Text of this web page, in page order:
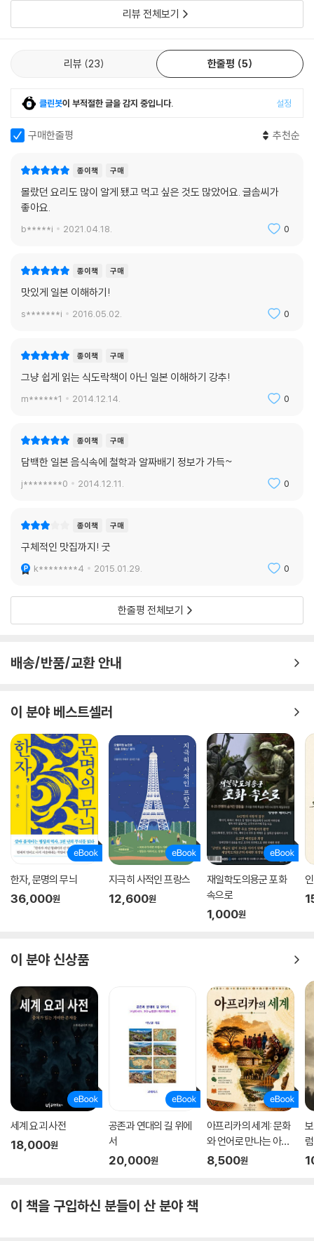
소바 편에서는 국수에 관한 정보뿐만이 아니다. 문학 작품인 구리 료헤이
관계와 근성(검약, 근면, 성실) 그리고 ‘되갚음’의 문화에 대한 심도 깊은
분석을 곁들여 풍부한 읽을거리를 제공해준다.
일본 여러 지방의 문화와 다양한 음식 탐험
47개의 도도부현으로 나뉘어져있는 일본은, 저마다 특색이 뚜렷한 토속
의 72%로 작지만은 않다는 것이 사실이긴 하지만, 반대로 47개 도도부현
이 그토록 차별화될 정도로 넓다고 만도 할 수는 없을 것이다. 그렇다면 일
본인의 치밀한 분류의 습성이 공간적으로 구현되어 뚜렷한 지방색으로 나
타나는 것이 아닐까? 이러한 생각을 바탕으로 저자는 일본의 여러 지방의
하는 기간 동안 둘러보았던 교토부와 오사카부인 2개의 부와 야마가타현,
아키타현 등을 비롯한 12개의 현에서 보았던 지역색과 그 지역을 대표하는
특산물과 먹을거리들은 일본의 구석구석을 둘러보는 훌륭한 키워드가 되
서랍장요리, 젖은 콩고물을 입힌 즌다모치, 복어덴푸라, 청어초피절임 등
독특한 지역색을 자랑하는 먹을거리들을 통해 바라본 일본 음식의 전국적
풍모는 일본의 전모를 보여주는 데 큰 도움이 될 것이다.
일본 요리가 ‘무엇’보다 ‘어떻게’를 중시하는 요리인 만큼, 그 종류가 많고
다채롭다고는 해도 《맛으로 본 일본》에는 정말 많은 가짓수의 요리명과 메
본문 내용을 다시 찾아보고픈 독자라면 ‘어디서 어떻게’ 찾아야 할지 막막
함을 느낄 수도 있을 것이다. 이런 불편을 해소하기 위해 ‘348개의 맛’을
찾아볼 수 있도록 ‘찾아보기’를 실었다. 찾아보기는 2가지 유형으로 ‘요리
‘요리명?메뉴 찾기’의 경우 일반적인 색인의 형태를 따랐고, ‘식당 찾기’의
경우 차례와 동일한 순서인 ‘요리별 / 지역별’ 모둠으로 묶어 독자들이 한
책을 읽고 혹여나 찾아가고픈 맛집이 있다면 그 요구에 최대한 부응하기
박용민의《맛으로 본 일본》은 일본의 다양하고 색다른 요리를 통해 일본의
문화, 역사, 일본 사람들, 지역을 깊이 있게 두루 살펴보는 재미있는 일본
문화 서적이다. 처음 맛보는 일본의 요리들로 침샘을 자극하고, 그 다음으
로 지적 호기심을 자극하는 문화 산책을 감행했다면 마지막은 독자의 마음
을 움직일 수 있는 생생하게 살아있는 정보를 담은 유익한 서적으로 기억
되리라 기대한다. 《맛으로 본 일본》을 읽고 나면, 우동, 라멘, 소바가 더 이
상 일차원적인 ‘음식’만은 아니게 될 것이다. 그것은 일본의 사람, 일본의
역사와 일본이라는 사회의 모습을 품고 있는 ‘상징’이자 ‘문화’로 더욱 감칠
맛 나게 다가오지 않을까?
리뷰 전체보기
리뷰 23 한줄평 5
클린봇이 부적절한 글을 감지 중입니다. 설정
구매한줄평 추천순
종이책 구매
몰랐던 요리도 많이 알게 됐고 먹고 싶은 것도 많았어요. 글솜씨가
좋아요.
b*****i 2021.04.18. 0
종이책 구매
맛있게 일본 이해하기!
s*******i 2016.05.02. 0
종이책 구매
그냥 쉽게 읽는 식도락책이 아닌 일본 이해하기 강추!
m******1 2014.12.14. 0
종이책 구매
담백한 일본 음식속에 철학과 알짜배기 정보가 가득~
j********0 2014.12.11. 0
종이책 구매
구체적인 맛집까지! 굿
k********4 2015.01.29. 0
한줄평 전체보기
배송/반품/교환 안내
이 분야 베스트셀러
한자, 문명의 무늬
36,000원
지극히 사적인 프랑스
12,600원
재일학도의용군 포화
속으로
1,000원
이 분야 신상품
세계 요괴 사전
18,000원
공존과 연대의 길 위에
서
20,000원
아프리카의 세계: 문화
와 언어로 만나는 아프
리카
8,500원
이 책을 구입하신 분들이 산 분야 책